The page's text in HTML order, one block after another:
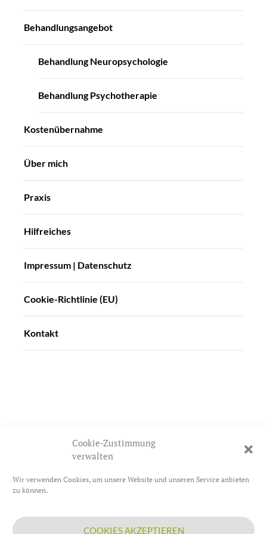
Cookie-Zustimmung
verwalten
Wir verwenden Cookies, um unsere Website und unseren Service anbieten
zu können.
COOKIES AKZEPTIEREN
Behandlungsangebot
Behandlung Neuropsychologie
Behandlung Psychotherapie
Kostenübernahme
Über mich
Praxis
Hilfreiches
Impressum | Datenschutz
Cookie-Richtlinie (EU)
Kontakt
Impressum / Datenschutz